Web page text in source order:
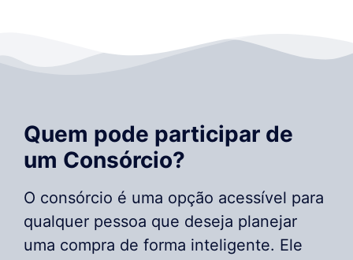
Quem pode participar de
um Consórcio?
O consórcio é uma opção acessível para
qualquer pessoa que deseja planejar
uma compra de forma inteligente. Ele